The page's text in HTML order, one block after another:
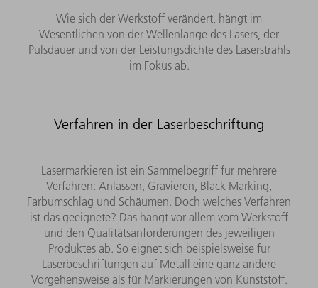
Wie sich der Werkstoff verändert, hängt im
Wesentlichen von der Wellenlänge des Lasers, der
Pulsdauer und von der Leistungsdichte des Laserstrahls
im Fokus ab.
Verfahren in der Laserbeschriftung
Lasermarkieren ist ein Sammelbegriff für mehrere
Verfahren: Anlassen, Gravieren, Black Marking,
Farbumschlag und Schäumen. Doch welches Verfahren
ist das geeignete? Das hängt vor allem vom Werkstoff
und den Qualitätsanforderungen des jeweiligen
Produktes ab. So eignet sich beispielsweise für
Laserbeschriftungen auf Metall eine ganz andere
Vorgehensweise als für Markierungen von Kunststoff.